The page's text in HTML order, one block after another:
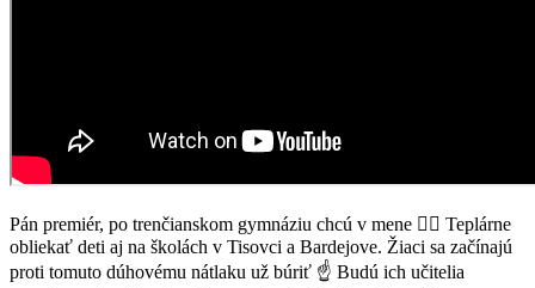
Pán premiér, po trenčianskom gymnáziu chcú v mene 🏳️‍🌈 Teplárne
obliekať deti aj na školách v Tisovci a Bardejove. Žiaci sa začínajú
proti tomuto dúhovému nátlaku už búriť ☝️ Budú ich učitelia